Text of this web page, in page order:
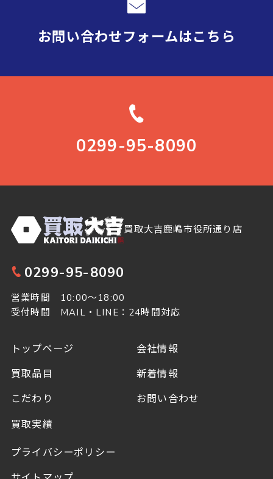
お問い合わせフォームはこちら
0299-95-8090
買取大吉鹿嶋市役所通り店
0299-95-8090
営業時間 10:00～18:00
受付時間 MAIL・LINE：24時間対応
トップページ
買取品目
こだわり
買取実績
会社情報
新着情報
お問い合わせ
プライバシーポリシー